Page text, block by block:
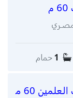
1 حمام
60 متر